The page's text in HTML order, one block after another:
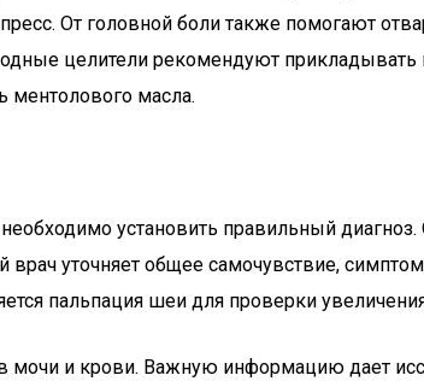
От головной боли также помогают
целители рекомендуют
ментолового масла.
установить правильный
уточняет общее самочувствие,
пальпация шеи для проверки
мочи и крови. Важную информацию дает